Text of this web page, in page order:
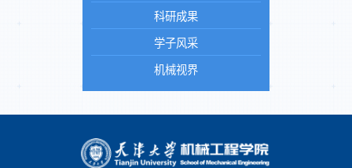
科研成果
学子风采
机械视界